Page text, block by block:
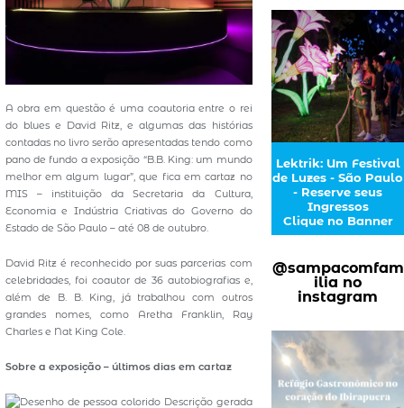
A obra em questão é uma coautoria entre o rei
do blues e David Ritz, e algumas das histórias
contadas no livro serão apresentadas tendo como
pano de fundo a exposição “B.B. King: um mundo
melhor em algum lugar”, que fica em cartaz no
MIS – instituição da Secretaria da Cultura,
Economia e Indústria Criativas do Governo do
Estado de São Paulo – até 08 de outubro.
David Ritz é reconhecido por suas parcerias com
celebridades, foi coautor de 36 autobiografias e,
além de B. B. King, já trabalhou com outros
grandes nomes, como Aretha Franklin, Ray
Charles e Nat King Cole.
Sobre a exposição – últimos dias em cartaz
Lektrik: Um Festival
de Luzes - São Paulo
- Reserve seus
Ingressos
Clique no Banner
@sampacomfam
ilia no
instagram